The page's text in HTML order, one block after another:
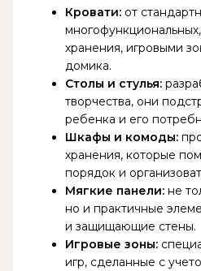
Кровати:от
хранения, игровыми
домика.
Столы и стулья:
творчества, они
ребенка и его
Шкафы и комоды:
хранения, которые
порядок и
Мягкие панели:не
но и практичные
и защищающие стены.
Игровые зоны:
игр, сделанные с